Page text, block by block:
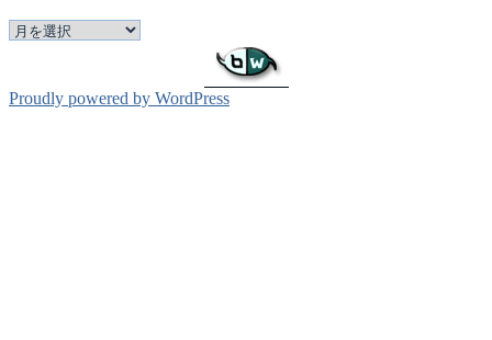
ー
ア
イ
Proudly powered by WordPress